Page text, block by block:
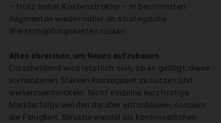
– trotz hoher Kostenstruktur – in bestimmten
Segmenten wieder näher an strategische
Wertschöpfungsketten rücken.
Altes abreissen, um Neues aufzubauen
Entscheidend wird letztlich sein, ob es gelingt, diese
vorhandenen Stärken konsequent zu nutzen und
weiterzuentwickeln. Nicht einzelne kurzfristige
Markterfolge werden darüber entscheiden, sondern
die Fähigkeit, Strukturwandel als kontinuierlichen